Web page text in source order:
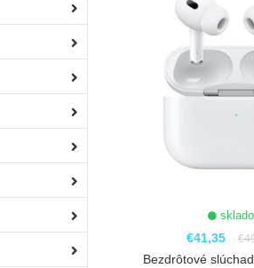
€41,35
Bezdrôtové